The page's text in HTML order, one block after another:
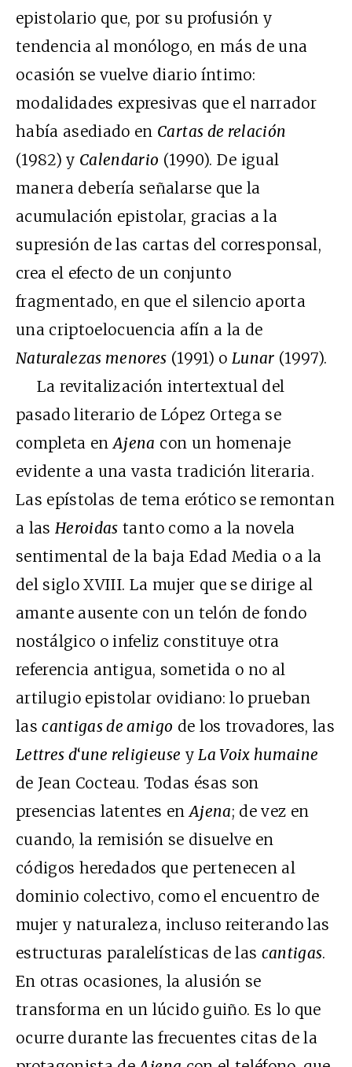
epistolario que, por su profusión y
tendencia al monólogo, en más de una
ocasión se vuelve diario íntimo:
modalidades expresivas que el narrador
había asediado en Cartas de relación
(1982) y Calendario (1990). De igual
manera debería señalarse que la
acumulación epistolar, gracias a la
supresión de las cartas del corresponsal,
crea el efecto de un conjunto
fragmentado, en que el silencio aporta
una criptoelocuencia afín a la de
Naturalezas menores (1991) o Lunar (1997).
La revitalización intertextual del
pasado literario de López Ortega se
completa enAjena con un homenaje
evidente a una vasta tradición literaria.
Las epístolas de tema erótico se remontan
a lasHeroidas tanto como a la novela
sentimental de la baja Edad Media o a la
del siglo XVIII. La mujer que se dirige al
amante ausente con un telón de fondo
nostálgico o infeliz constituye otra
referencia antigua, sometida o no al
artilugio epistolar ovidiano: lo prueban
lascantigas de amigo de los trovadores, las
Lettres d‘une religieuse yLa Voix humaine
de Jean Cocteau. Todas ésas son
presencias latentes enAjena; de vez en
cuando, la remisión se disuelve en
códigos heredados que pertenecen al
dominio colectivo, como el encuentro de
mujer y naturaleza, incluso reiterando las
estructuras paralelísticas de las cantigas.
En otras ocasiones, la alusión se
transforma en un lúcido guiño. Es lo que
ocurre durante las frecuentes citas de la